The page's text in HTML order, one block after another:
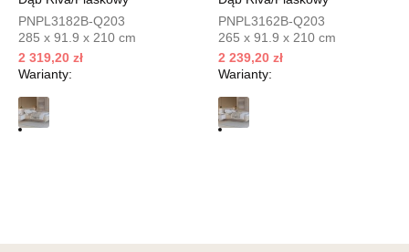
629,00 zł
Wybierz
SALON MEBLOWY ORION
Salon meblowy
PNPL3182B-Q203
285 x 91.9 x 210 cm
2 319,20 zł
Warianty:
PNPL3162B-Q203
265 x 91.9 x 210 cm
2 239,20 zł
Warianty: